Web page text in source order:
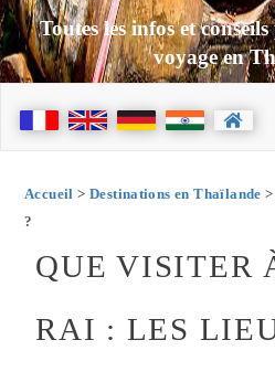
Toutes les infos et
voyage en
Accueil > Destinations en Thaïlande
?
QUE VISITER
RAI : LES